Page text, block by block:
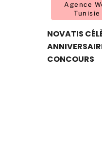
Agence
Tunisie
NOVATIS
CONCOURS